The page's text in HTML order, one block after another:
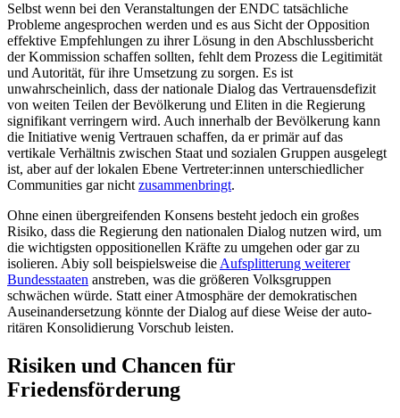
Selbst wenn bei den Veranstaltungen der ENDC tatsächliche
Probleme angesprochen werden und es aus Sicht der Opposition
effektive Empfehlungen zu ihrer Lösung in den Abschlussbericht
der Kommission schaf­fen sollten, fehlt dem Prozess die Legitimität
und Autorität, für ihre Umsetzung zu sor­gen. Es ist
unwahrscheinlich, dass der nationale Dialog das Vertrauens­defizit
von weiten Teilen der Bevölkerung und Eliten in die Regierung
signifikant ver­ringern wird. Auch innerhalb der Bevölkerung kann
die Initiative wenig Vertrauen schaffen, da er primär auf das
vertikale Verhältnis zwischen Staat und sozialen Gruppen aus­gelegt
ist, aber auf der lokalen Ebene Vertreter:innen unterschiedlicher
Communities gar nicht zusammenbringt.
Ohne einen übergreifenden Konsens besteht jedoch ein großes
Risiko, dass die Regierung den nationalen Dialog nutzen wird, um
die wichtigsten oppositionellen Kräfte zu umgehen oder gar zu
isolieren. Abiy soll beispielsweise die Aufsplitterung weiterer
Bundesstaaten anstreben, was die größeren Volksgruppen
schwächen würde. Statt einer Atmosphäre der demokratischen
Auseinandersetzung könnte der Dialog auf diese Weise der auto­
ritären Konsolidierung Vorschub leisten.
Risiken und Chancen für
Friedensförderung